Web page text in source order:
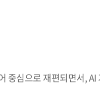
중심으로 재편되면서,